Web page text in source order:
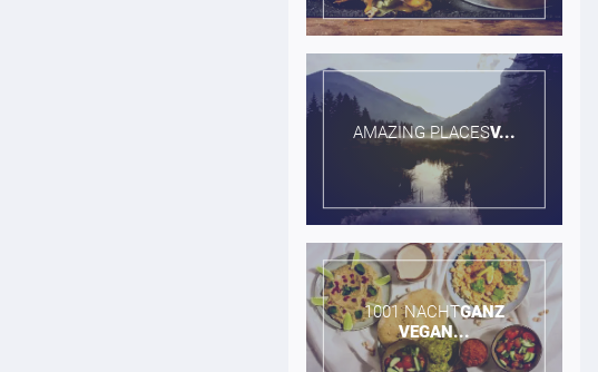
AMAZING PLACES​V...
1001 NACHT​GANZ
VEGAN...